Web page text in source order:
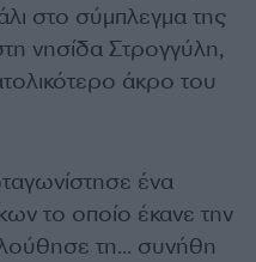
στο σύμπλεγμα της
νησίδα Στρογγύλη,
άκρο του
ένα
το οποίο έκανε την
τη… συνήθη